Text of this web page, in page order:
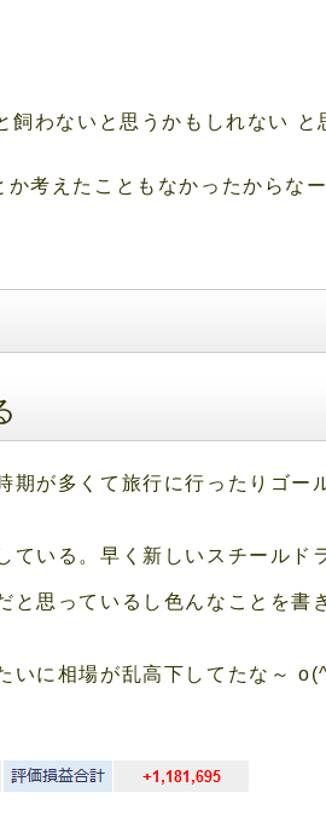
飼わないと思うかもしれない
考えたこともなかったからな
が多くて旅行に行ったりゴー
ている。早く新しいスチール
と思っているし色んなことを書
いに相場が乱高下してたな～